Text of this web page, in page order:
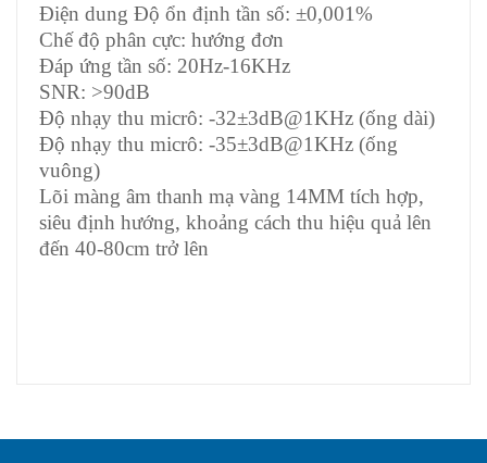
Điện dung Độ ổn định tần số: ±0,001%
Chế độ phân cực: hướng đơn
Đáp ứng tần số: 20Hz-16KHz
SNR: >90dB
Độ nhạy thu micrô: -32±3dB@1KHz (ống dài)
Độ nhạy thu micrô: -35±3dB@1KHz (ống
vuông)
Lõi màng âm thanh mạ vàng 14MM tích hợp,
siêu định hướng, khoảng cách thu hiệu quả lên
đến 40-80cm trở lên